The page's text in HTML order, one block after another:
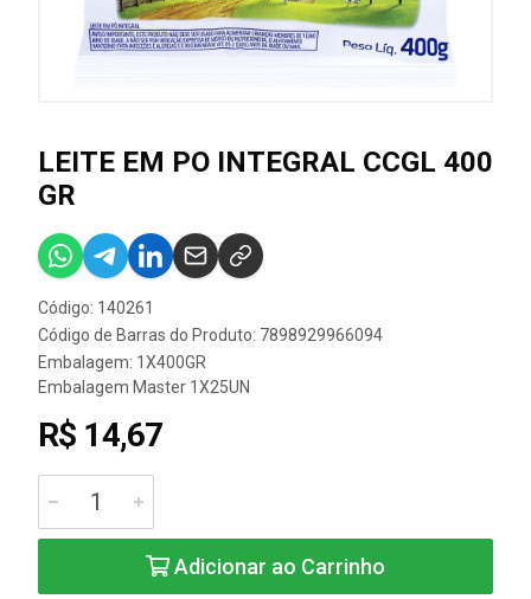
LEITE EM PO INTEGRAL CCGL 400
GR
Código: 140261
Código de Barras do Produto: 7898929966094
Embalagem: 1X400GR
Embalagem Master 1X25UN
R$ 14,67
Adicionar ao Carrinho